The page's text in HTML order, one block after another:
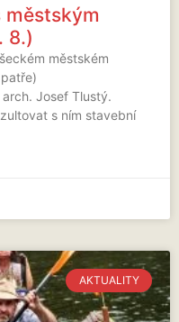
městským
8.)
městském
Josef Tlustý.
s ním stavební
AKTUALITY